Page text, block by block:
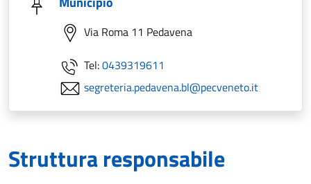
Via Roma 11 Pedavena
Tel:0439319611
segreteria.pedavena.bl@pecveneto.it
Struttura responsabile